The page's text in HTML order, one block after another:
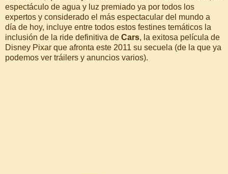
espectáculo de agua y luz premiado ya por todos los
expertos y considerado el más espectacular del mundo a
día de hoy, incluye entre todos estos festines temáticos la
inclusión de la ride definitiva de Cars, la exitosa película de
Disney Pixar que afronta este 2011 su secuela (de la que ya
podemos ver tráilers y anuncios varios).